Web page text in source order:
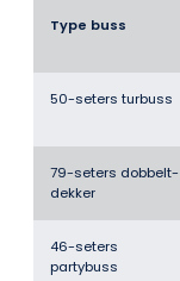
Type buss
50-seters turbuss
79-seters dobbelt­
dekker
46-seters
partybuss